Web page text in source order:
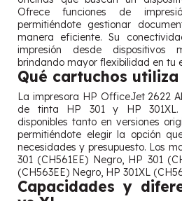
Ofrece funciones de
permitiéndote gestionar
manera eficiente. Su
impresión desde dispositivos
brindando mayor flexibilidad en tu
Qué cartuchos
La impresora HP OfficeJet 2622
de tinta HP 301 y HP 301XL.
disponibles tanto en versiones
permitiéndote elegir la opción
necesidades y presupuesto. Los
301 (CH561EE) Negro, HP 301
(CH563EE) Negro, HP 301XL
Capacidades y